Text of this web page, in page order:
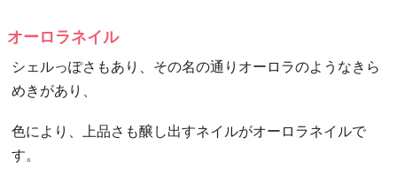
オーロラネイル
シェルっぽさもあり、その名の通りオーロラのようなきら
めきがあり、
色により、上品さも醸し出すネイルがオーロラネイルで
す。